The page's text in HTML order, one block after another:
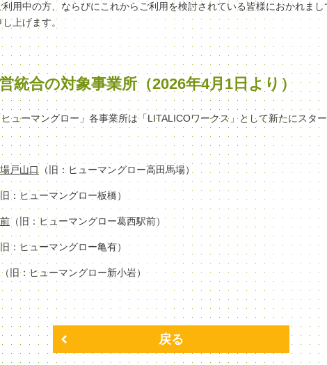
用中の方、ならびにこれからご利用を検討されている皆様におかれま
上げます。
統合の対象事業所（2026年4月1日より）
ューマングロー」各事業所は「LITALICOワークス」として新たにスタ
戸山口 （旧：ヒューマングロー高田馬場）
旧：ヒューマングロー板橋）
（旧：ヒューマングロー葛西駅前）
旧：ヒューマングロー亀有）
（旧：ヒューマングロー新小岩）
戻る